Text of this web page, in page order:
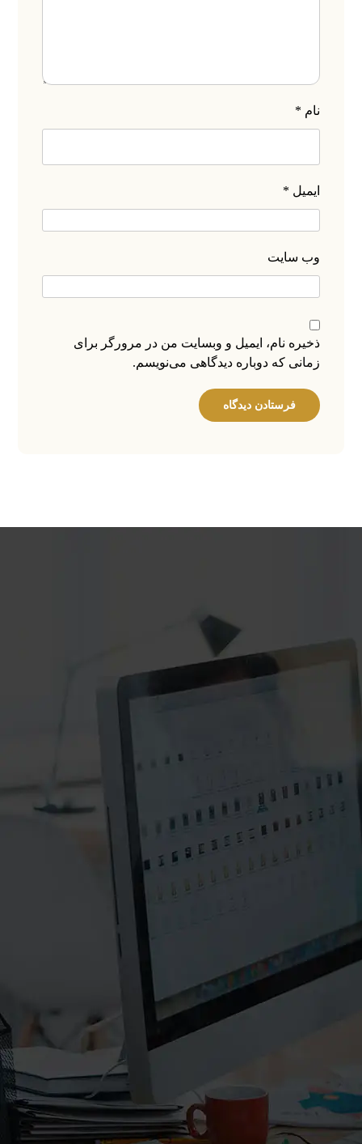
نام *
ایمیل *
وب‌ سایت
ذخیره نام، ایمیل و وبسایت من در مرورگر برای
زمانی که دوباره دیدگاهی می‌نویسم.
info@manifunds.com
mani.funds